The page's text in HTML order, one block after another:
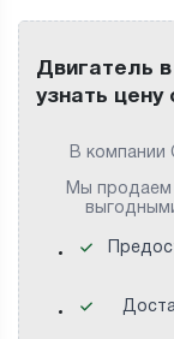
Двигатель
узнать цену
В компании
Мы продаем